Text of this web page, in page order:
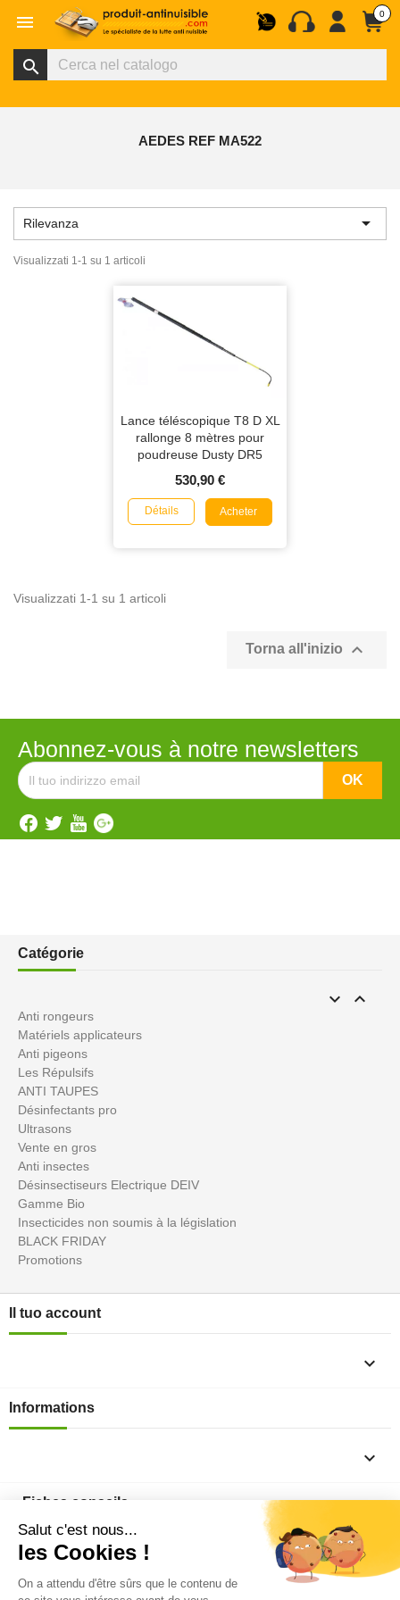
 0
search
AEDES REF MA522
Rilevanza 
Visualizzati 1-1 su 1 articoli
Lance téléscopique T8 D XL
rallonge 8 mètres pour
poudreuse Dusty DR5
530,90 €
Détails Acheter
Visualizzati 1-1 su 1 articoli
Torna all'inizio 
Abonnez-vous à notre newsletters
Catégorie
 
Anti rongeurs
Matériels applicateurs
Anti pigeons
Les Répulsifs
ANTI TAUPES
Désinfectants pro
Ultrasons
Vente en gros
Anti insectes
Désinsectiseurs Electrique DEIV
Gamme Bio
Insecticides non soumis à la législation
BLACK FRIDAY
Promotions
Il tuo account

Informations

Fiches conseils

Insecte